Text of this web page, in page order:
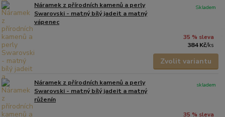
Náramek z přírodních kamenů a perly
Swarovski - matný bílý jadeit a matný
vápenec
35 % sleva
384 Kč/ks
Skladem
Zvolit variantu
Náramek z přírodních kamenů a perly
Swarovski - matný bílý jadeit a matný
růženín
35 % sleva
skladem